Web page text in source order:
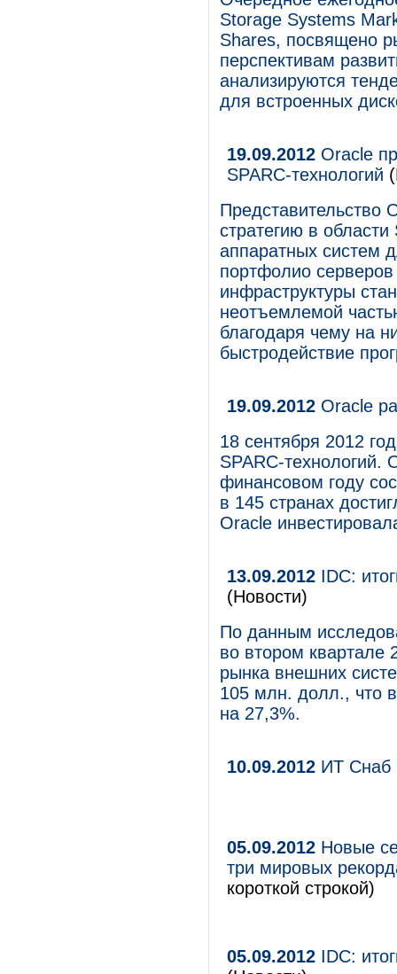
Storage Systems
Shares, посвящено
перспективам
анализируются
для встроенных
19.09.2012 Oracle
SPARC-технологий
Представительство
стратегию в
аппаратных систем
портфолио
инфраструктуры
неотъемлемой
благодаря чему на
быстродействие
19.09.2012 Oracle
18 сентября 2012
SPARC-технологий.
финансовом году
в 145 странах
Oracle
13.09.2012 IDC:
(Новости)
По данным
во втором квартале
рынка внешних
105 млн. долл., что
на 27,3%.
10.09.2012 ИТ Снаб
05.09.2012 Новые
три мировых
короткой строкой)
05.09.2012 IDC: